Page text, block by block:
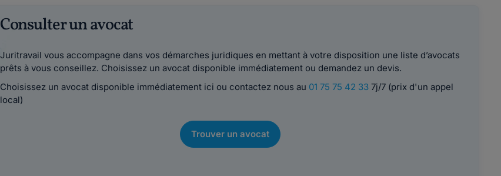
Consulter un avocat
Juritravail vous accompagne dans vos démarches juridiques en mettant à votre disposition une liste d’avocats
prêts à vous conseillez. Choisissez un avocat disponible immédiatement ou demandez un devis.
Choisissez un avocat disponible immédiatement ici ou contactez nous au 01 75 75 42 337j/7 (prix d'un appel
local)
Trouver un avocat